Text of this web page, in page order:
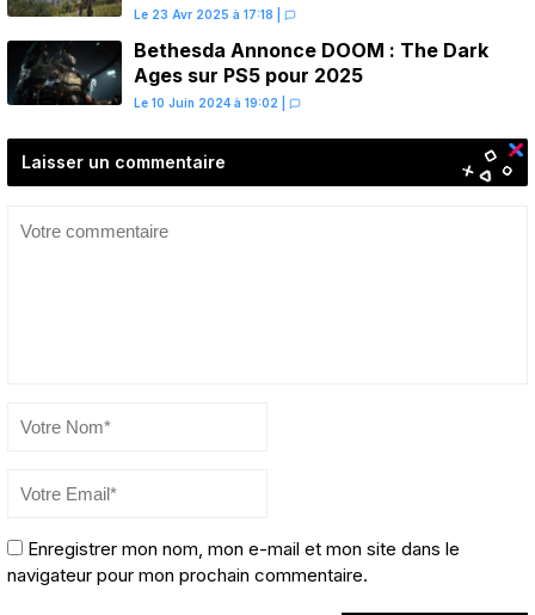
Le 23 Avr 2025 à 17:18
Bethesda Annonce DOOM : The Dark
Ages sur PS5 pour 2025
Le 10 Juin 2024 à 19:02
Laisser un commentaire
Enregistrer mon nom, mon e-mail et mon site dans le
navigateur pour mon prochain commentaire.